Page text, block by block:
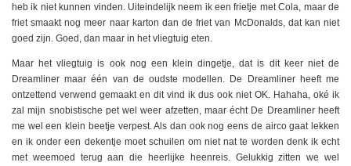
heb ik niet kunnen vinden. Uiteindelijk neem ik een frietje met Cola, maar de
friet smaakt nog meer naar karton dan de friet van McDonalds, dat kan niet
goed zijn. Goed, dan maar in het vliegtuig eten.
Maar het vliegtuig is ook nog een klein dingetje, dat is dit keer niet de
Dreamliner maar één van de oudste modellen. De Dreamliner heeft me
ontzettend verwend gemaakt en dit vind ik dus ook niet OK. Hahaha, oké ik
zal mijn snobistische pet wel weer afzetten, maar écht De Dreamliner heeft
me wel een klein beetje verpest. Als dan ook nog eens de airco gaat lekken
en ik onder een dekentje moet schuilen om niet nat te worden denk ik echt
met weemoed terug aan die heerlijke heenreis. Gelukkig zitten we wel